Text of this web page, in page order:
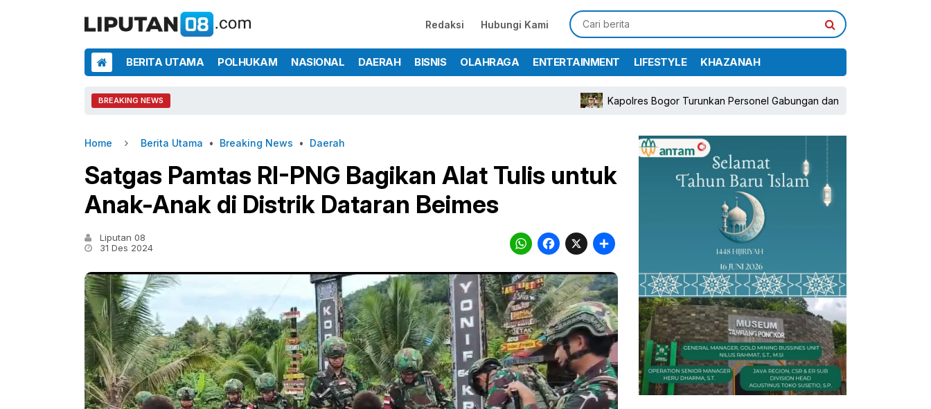
Redaksi Hubungi Kami
BERITA UTAMA POLHUKAM NASIONAL DAERAH BISNIS OLAHRAGA ENTERTAINMENT LIFESTYLE KHAZANAH
BREAKING NEWS Kapolres Bogor Turunkan Personel Gabungan dan Brimob, Prioritaskan
Home Berita Utama • Breaking News • Daerah
Satgas Pamtas RI-PNG Bagikan Alat Tulis untuk
Anak-Anak di Distrik Dataran Beimes
Liputan 08
31 Des 2024
WhatsApp
Facebook
X